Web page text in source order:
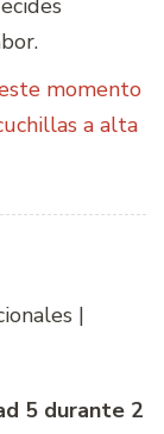
momento
a alta
|
5 durante 2